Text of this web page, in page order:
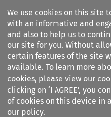
We use cookies on this site
with an informative and
and also to help us to
our site for you. Without
certain features of the site
available. To learn more
cookies, please view our
clicking on ‘I AGREE’, you
of cookies on this device in
our policy.
Search
Iurgium %5Bpreviously
Arbitration ...